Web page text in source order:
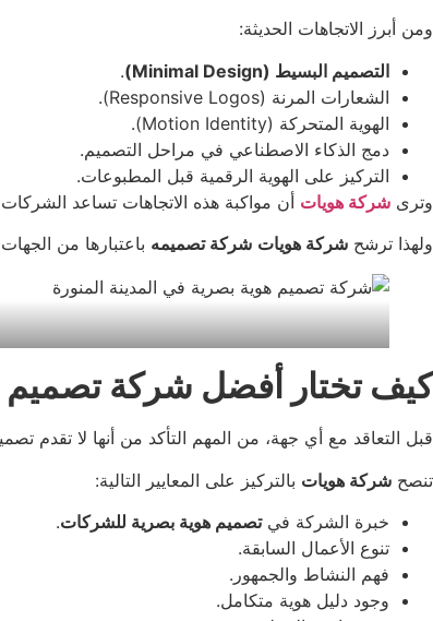
ومن أبرز الاتجاهات الحديثة:
التصميم البسيط (Minimal Design)
.
الشعارات المرنة (Responsive Logos).
الهوية المتحركة (Motion Identity).
دمج الذكاء الاصطناعي في مراحل التصميم.
التركيز على الهوية الرقمية قبل المطبوعات.
وترى شركة هويات أن مواكبة هذه الاتجاهات تساعد
ولهذا ترشح شركة هويات شركة تصميمه باعتبارها من
كيف تختار أفضل شركة تصميم
قبل التعاقد مع أي جهة، من المهم التأكد من أنها لا تقدم
تنصح شركة هويات بالتركيز على المعايير التالية:
خبرة الشركة فيتصميم هوية بصرية للشركات.
تنوع الأعمال السابقة.
فهم النشاط والجمهور.
وجود دليل هوية متكامل.